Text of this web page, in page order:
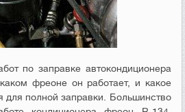
по заправке автокондиционера
фреоне он работает, и какое
для полной заправки. Большинство